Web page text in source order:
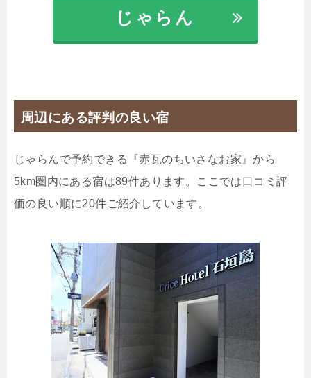
じゃらんで確認する
その他 🍴食事なし IN15:00- OUT-10:00
禁煙ルーム
《1棟貸切》プライベートヴィラ
11,800円
じゃらんで確認する
【 レジン作り体験 】人気のレジンアートで自分
だけの作品を♪
じゃらん
周辺にある評判の良い宿
じゃらんで予約できる『赤瓦のちいさなお家』から
5km圏内にある宿は89件あります。ここでは口コミ評
価の良い順に20件ご紹介しています。